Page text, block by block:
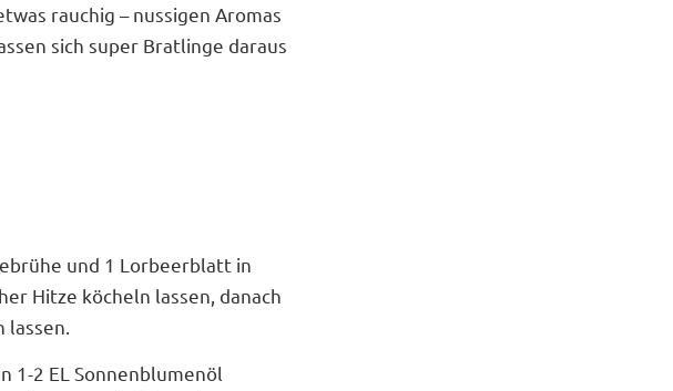
rauchig – nussigen Aromas
sich super Bratlinge daraus
und 1 Lorbeerblatt in
Hitze köcheln lassen, danach
1-2 EL Sonnenblumenöl